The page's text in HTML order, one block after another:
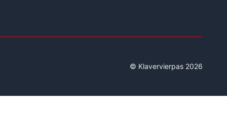
© Klavervierpas 2026